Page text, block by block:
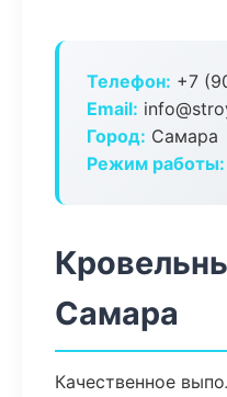
Телефон: +7
Email:
Город: Самара
Режим работы:
Самара
Качественное